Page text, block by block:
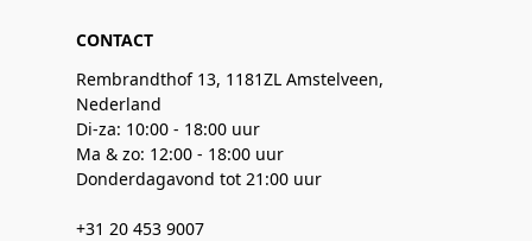
CONTACT
Rembrandthof 13, 1181ZL Amstelveen,
Nederland
Di-za: 10:00 - 18:00 uur
Ma & zo: 12:00 - 18:00 uur
Donderdagavond tot 21:00 uur
+31 20 453 9007